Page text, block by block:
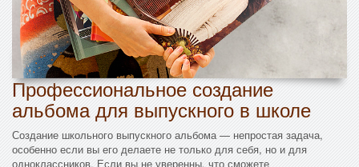
Профессиональное создание
альбома для выпускного в школе
Создание школьного выпускного альбома — непростая задача,
особенно если вы его делаете не только для себя, но и для
одноклассников. Если вы не уверенны, что сможете